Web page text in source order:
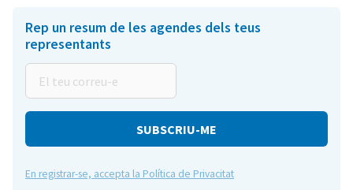
Rep un resum de les agendes dels teus
representants
teu
correu-
En registrar-se, accepta la Política de Privacitat